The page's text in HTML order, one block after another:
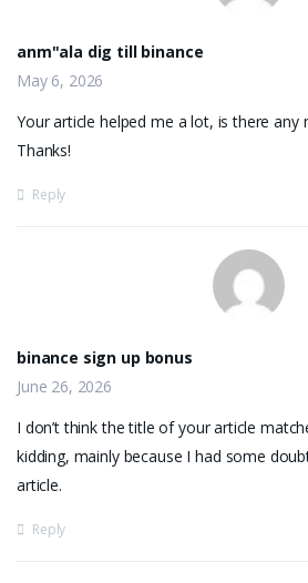
anm"ala dig till binance
May 6, 2026
Your article helped me a lot, is there any
Thanks!
Reply
binance sign up bonus
June 26, 2026
I don’t think the title of your article
kidding, mainly because I had some
article.
Reply